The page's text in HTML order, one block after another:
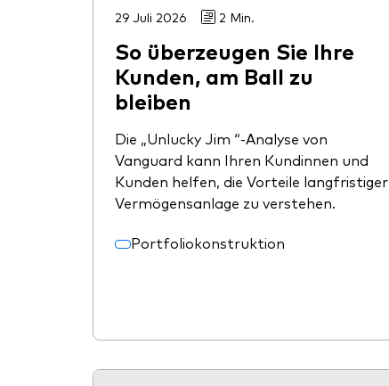
29 Juli 2026 2 Min.
So überzeugen Sie Ihre
Kunden, am Ball zu
bleiben
Die „Unlucky Jim “-Analyse von
Vanguard kann Ihren Kundinnen und
Kunden helfen, die Vorteile langfristiger
Vermögensanlage zu verstehen.
Portfoliokonstruktion